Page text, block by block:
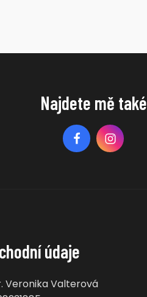
Najdete mě také
údaje
Veronika Valterová